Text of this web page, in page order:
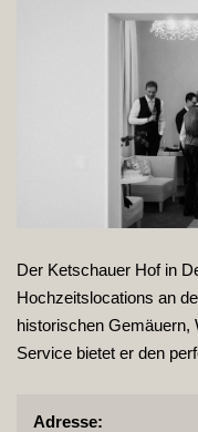
Der Ketschauer Hof in
Hochzeitslocations an
historischen Gemäuern,
Service bietet er den
Adresse: